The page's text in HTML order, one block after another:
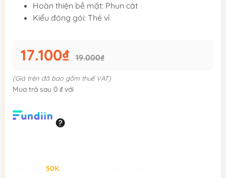
Hoàn thiện bề mặt: Phun cát
Kiểu đóng gói: Thẻ vỉ
17.100₫ 19.000₫
(Giá trên đã bao gồm thuế VAT)
Mua trả sau 0 ₫ với
50K